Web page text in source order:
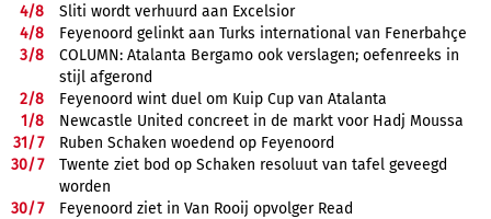
4/8
Sliti wordt verhuurd aan Excelsior
4/8
Feyenoord gelinkt aan Turks international van Fenerbahçe
3/8
COLUMN: Atalanta Bergamo ook verslagen; oefenreeks in
stijl afgerond
2/8
Feyenoord wint duel om Kuip Cup van Atalanta
1/8
Newcastle United concreet in de markt voor Hadj Moussa
31/7
Ruben Schaken woedend op Feyenoord
30/7
Twente ziet bod op Schaken resoluut van tafel geveegd
worden
30/7
Feyenoord ziet in Van Rooij opvolger Read